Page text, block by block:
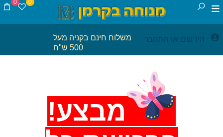
הירשם או התחבר
משלוח חינם בקניה מעל
500 ש"ח
0 0
מבצע!